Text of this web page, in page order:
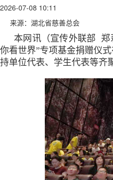
2026-07-08 10:11
来源：湖北省慈善总会
本网讯（宣传外联部 郑
你看世界”专项基金捐赠仪
持单位代表、学生代表等齐